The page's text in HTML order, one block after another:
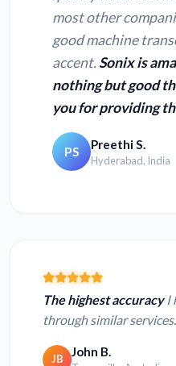
most other
good machine
accent. Sonix is
nothing but good
you for providing
PS Preethi S.
Hyderabad, India
The highest accuracyI
through similar services.
JB John B.